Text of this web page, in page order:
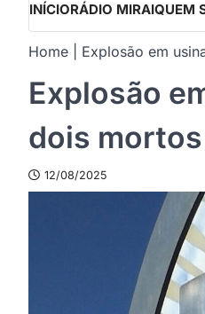
INÍCIORÁDIO MIRAIQUEM
Home Explosão em
Explosão
dois
12/08/2025